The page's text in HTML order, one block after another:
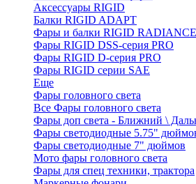
Аксессуары RIGID
Балки RIGID ADAPT
Фары и балки RIGID RADIANCE
Фары RIGID DSS-серия PRO
Фары RIGID D-серия PRO
Фары RIGID серии SAE
Еще
Фары головного света
Все Фары головного света
Фары доп света - Ближний \
Фары светодиодные 5.75"
Фары светодиодные 7" дюймов
Мото фары головного света
Фары для спец техники, трактора